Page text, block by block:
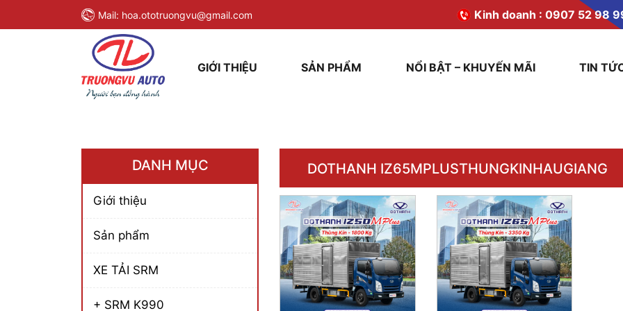
Mail: hoa.ototruongvu@gmail.com Kinh doanh : 0907 52 98
GIỚI THIỆU SẢN PHẨM NỔI BẬT – KHUYẾN MÃI TIN
DANH MỤC
Giới thiệu
Sản phẩm
XE TẢI SRM
+ SRM K990
DOTHANH IZ65MPLUSTHUNGKINHAUGIANG